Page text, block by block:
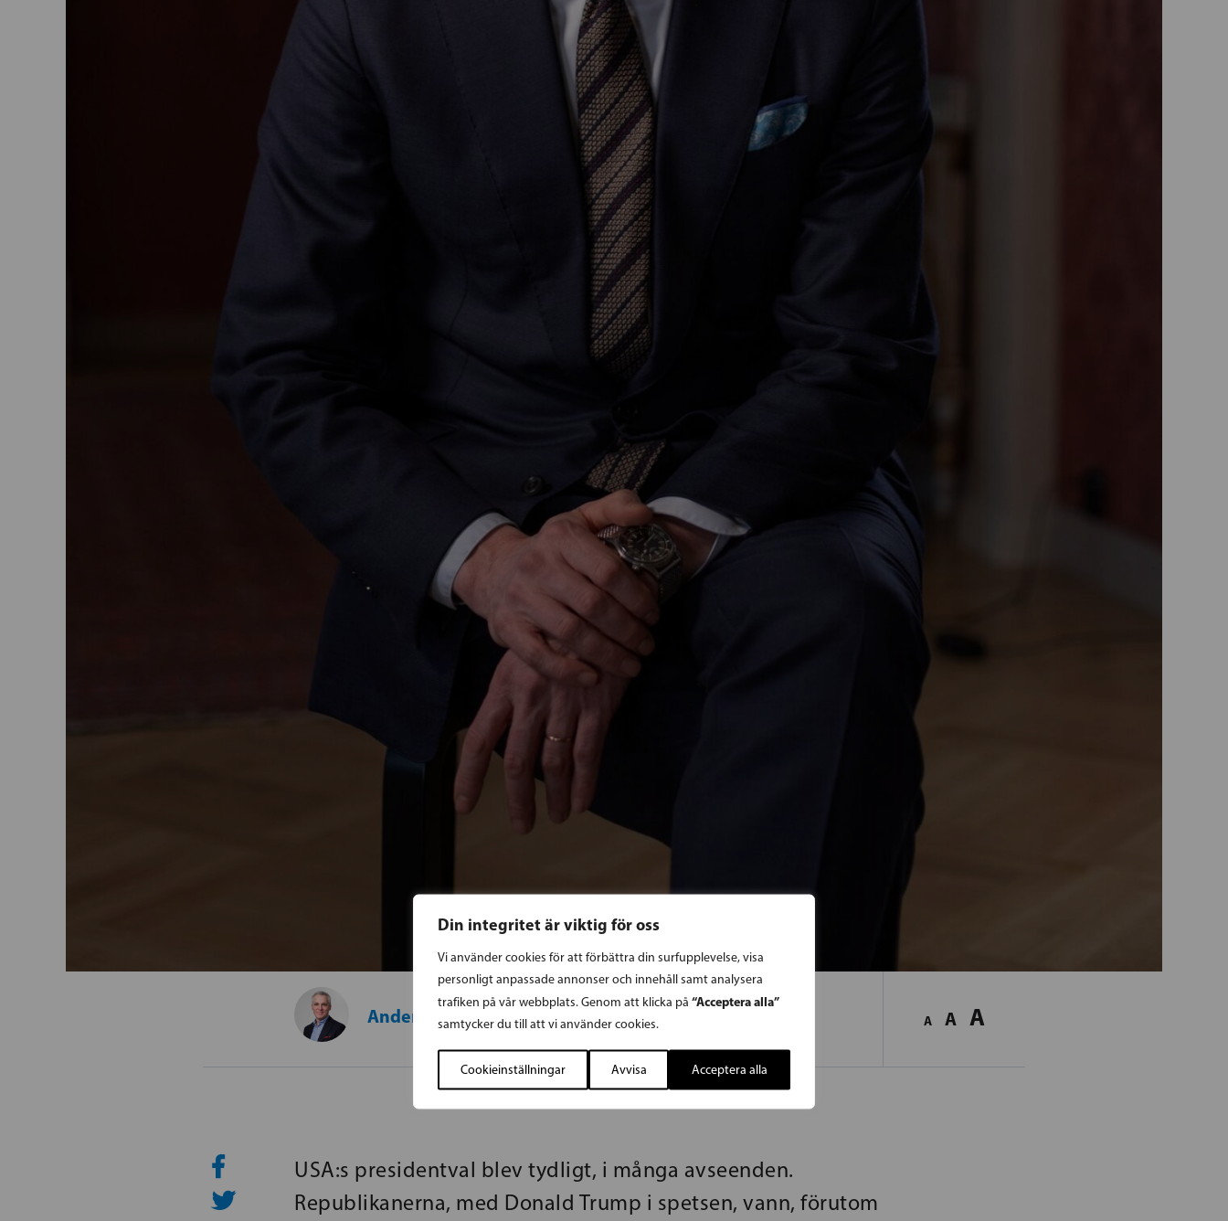
Din integritet är viktig för oss
Vi använder cookies för att förbättra din surfupplevelse, visa
personligt anpassade annonser och innehåll samt analysera
trafiken på vår webbplats. Genom att klicka på “Acceptera alla”
samtycker du till att vi använder cookies.
Cookieinställningar Avvisa Acceptera alla
Anders Adlercreutz A A A
USA:s presidentval blev tydligt, i många avseenden.
Republikanerna, med Donald Trump i spetsen, vann, förutom